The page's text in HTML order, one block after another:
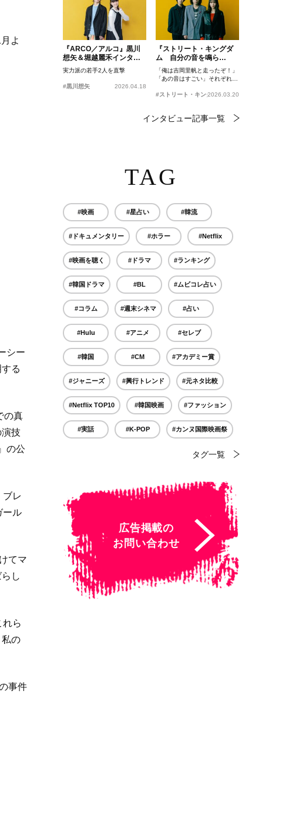
よ
シー
る
の真
技
の公
レ
ール
てマ
し
れら
の
事件
『ARCO／アルコ』黒川
想矢＆堀越麗禾インタビ
ュー
実力派の若手2人を直撃
#黒川想矢 2026.04.18
『ストリート・キングダ
ム 自分の音を鳴ら
せ。』峯田和伸、若葉竜
也、吉岡里帆インタビュ
ー
「俺は吉岡里帆と走ったぞ！」
「あの音はすごい」それぞれの
#ストリート・キングダム 自分の音を鳴らせ。
2026.03.20
インタビュー記事一覧
TAG
#映画 #星占い #韓流
#ドキュメンタリー #ホラー #Netflix
#映画を聴く #ドラマ #ランキング
#韓国ドラマ #BL #ムビコレ占い
#コラム #週末シネマ #占い
#Hulu #アニメ #セレブ
#韓国 #CM #アカデミー賞
#ジャニーズ #興行トレンド #元ネタ比較
#Netflix TOP10 #韓国映画 #ファッション
#実話 #K-POP #カンヌ国際映画祭
タグ一覧
広告掲載の
お問い合わせ